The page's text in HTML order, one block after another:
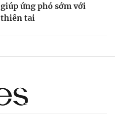
giúp ứng phó sớm với
thiên tai